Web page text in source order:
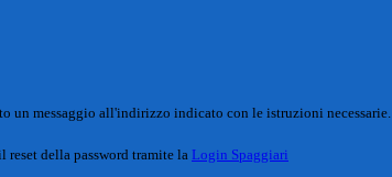
un messaggio all'indirizzo indicato con le istruzioni necessarie.
reset della password tramite la Login Spaggiari